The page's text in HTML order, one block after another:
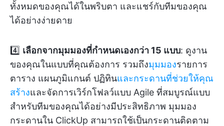
ทั้งหมดของคุณได้ในพริบตา และแชร์กับทีมของคุณ
ได้อย่างง่ายดาย
4️⃣ เลือกจากมุมมองที่กำหนดเองกว่า 15 แบบ: ดูงาน
ของคุณในแบบที่คุณต้องการ รวมถึงมุมมองรายการ
ตาราง แผนภูมิแกนต์ ปฏิทินและกระดานที่ช่วยให้คุณ
สร้างและจัดการเวิร์กโฟลว์แบบ Agile ที่สมบูรณ์แบบ
สำหรับทีมของคุณได้อย่างมีประสิทธิภาพ มุมมอง
กระดานใน ClickUp สามารถใช้เป็นกระดานติดตาม